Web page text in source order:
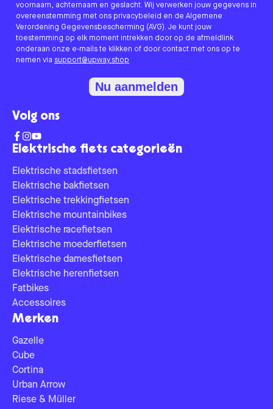
Elektrische fiets categorieën
Elektrische stadsfietsen
Elektrische bakfietsen
Elektrische trekkingfietsen
Elektrische mountainbikes
Elektrische racefietsen
Elektrische moederfietsen
Elektrische damesfietsen
Elektrische herenfietsen
Fatbikes
Accessoires
Merken
Gazelle
Cube
Cortina
Urban Arrow
Riese & Müller
voornaam, achternaam en geslacht. Wij verwerken jouw gegevens in
overeenstemming met ons privacybeleid en de Algemene
Verordening Gegevensbescherming (AVG). Je kunt jouw
toestemming op elk moment intrekken door op de afmeldlink
onderaan onze e-mails te klikken of door contact met ons op te
nemen via support@upway.shop
Nu aanmelden
Volg ons